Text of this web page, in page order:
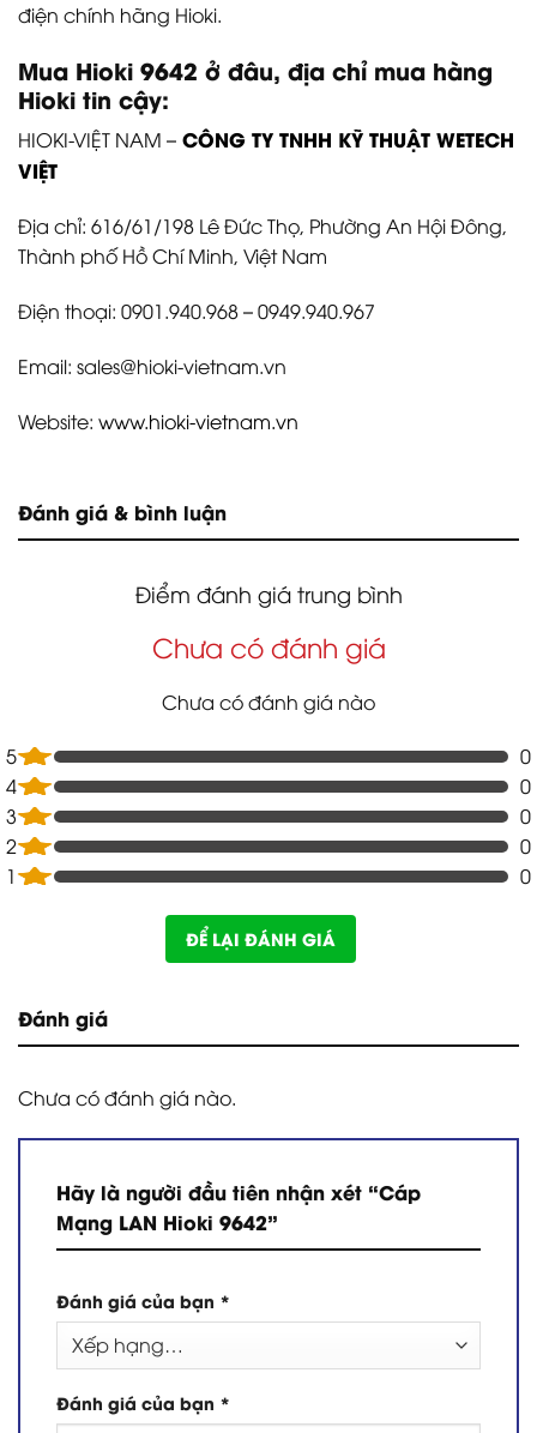
điện chính hãng Hioki.
Mua Hioki 9642 ở đâu, địa chỉ mua hàng
Hioki tin cậy:
HIOKI-VIỆT NAM – CÔNG TY TNHH KỸ THUẬT WETECH
VIỆT
Địa chỉ: 616/61/198 Lê Đức Thọ, Phường An Hội Đông,
Thành phố Hồ Chí Minh, Việt Nam
Điện thoại: 0901.940.968 – 0949.940.967
Email: sales@hioki-vietnam.vn
Website: www.hioki-vietnam.vn
Đánh giá & bình luận
Điểm đánh giá trung bình
Chưa có đánh giá
Chưa có đánh giá nào
5
0
4
0
3
0
2
0
1
0
ĐỂ LẠI ĐÁNH GIÁ
Đánh giá
Chưa có đánh giá nào.
Hãy là người đầu tiên nhận xét “Cáp
Mạng LAN Hioki 9642”
Đánh giá của bạn *
Đánh giá của bạn *